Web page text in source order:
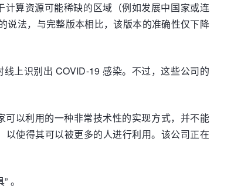
算资源可能稀缺的区域（例如发展中国家或连
说法，与完整版本相比，该版本的准确性仅下降
上识别出 COVID-19 感染。不过，这些公司的
以利用的一种非常技术性的实现方式，并不能
使得其可以被更多的人进行利用。该公司正在
。